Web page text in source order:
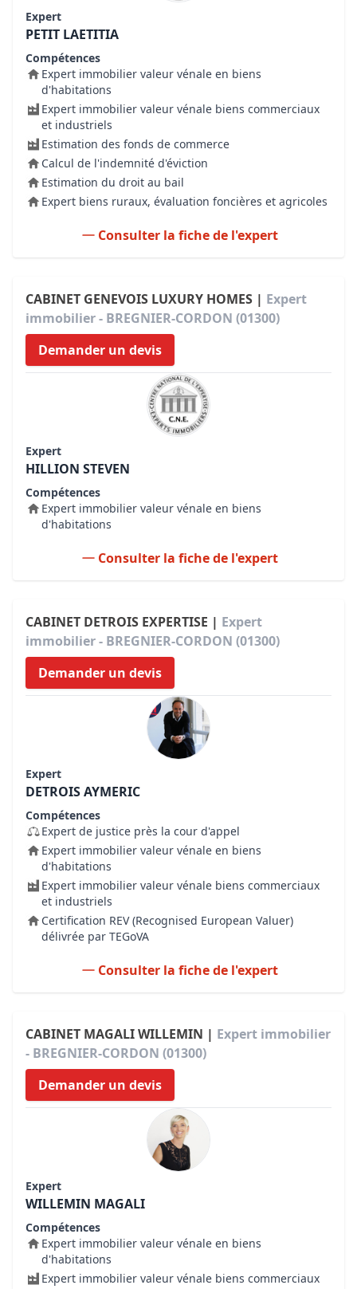
Expert
PETIT LAETITIA
Compétences
Expert immobilier valeur vénale en biens
d'habitations
Expert immobilier valeur vénale biens commerciaux
et industriels
Estimation des fonds de commerce
Calcul de l'indemnité d'éviction
Estimation du droit au bail
Expert biens ruraux, évaluation foncières et agricoles
Consulter la fiche de l'expert
CABINET GENEVOIS LUXURY HOMES | Expert
immobilier - BREGNIER-CORDON (01300)
Demander un devis
Expert
HILLION STEVEN
Compétences
Expert immobilier valeur vénale en biens
d'habitations
Consulter la fiche de l'expert
CABINET DETROIS EXPERTISE | Expert
immobilier - BREGNIER-CORDON (01300)
Demander un devis
Expert
DETROIS AYMERIC
Compétences
Expert de justice près la cour d'appel
Expert immobilier valeur vénale en biens
d'habitations
Expert immobilier valeur vénale biens commerciaux
et industriels
Certification REV (Recognised European Valuer)
délivrée par TEGoVA
Consulter la fiche de l'expert
CABINET MAGALI WILLEMIN | Expert immobilier
- BREGNIER-CORDON (01300)
Demander un devis
Expert
WILLEMIN MAGALI
Compétences
Expert immobilier valeur vénale en biens
d'habitations
Expert immobilier valeur vénale biens commerciaux